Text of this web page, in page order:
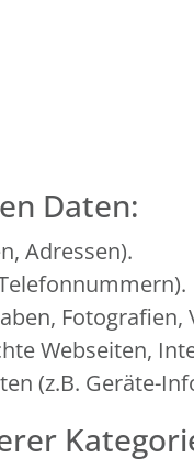
Daten:
Adressen).
Fotografien,
Webseiten,
(z.B. Geräte-